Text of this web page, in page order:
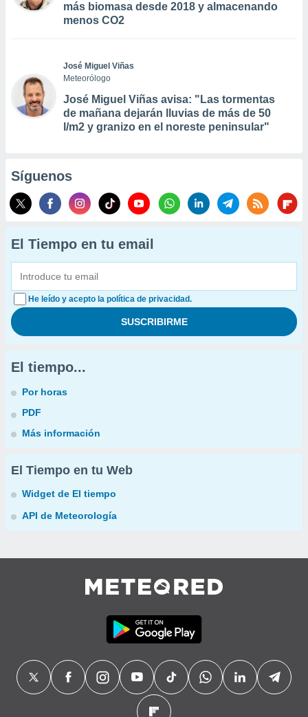
más biomasa desde 2018 y almacenando
menos CO2
José Miguel Viñas
Meteorólogo
José Miguel Viñas avisa: "Las tormentas
de mañana dejarán lluvias de más de 50
l/m2 y granizo en el noreste peninsular"
Síguenos
El Tiempo en tu email
He leído y acepto la política de privacidad.
El tiempo...
Por horas
PDF
Más información
El Tiempo en tu Web
Widget de El tiempo
API de Meteorología